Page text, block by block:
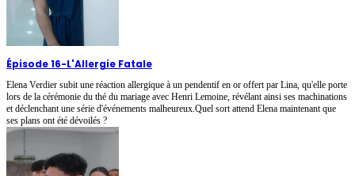
Épisode 16-L'Allergie Fatale
Elena Verdier subit une réaction allergique à un pendentif en or offert par Lina, qu'elle porte
lors de la cérémonie du thé du mariage avec Henri Lemoine, révélant ainsi ses machinations
et déclenchant une série d'événements malheureux.Quel sort attend Elena maintenant que
ses plans ont été dévoilés ?